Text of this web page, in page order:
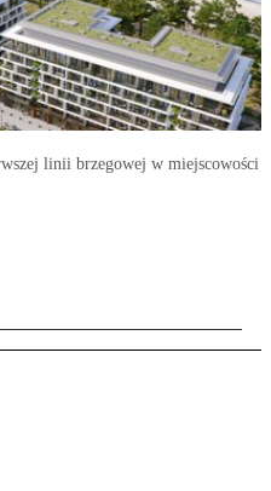
linii brzegowej w miejscowości